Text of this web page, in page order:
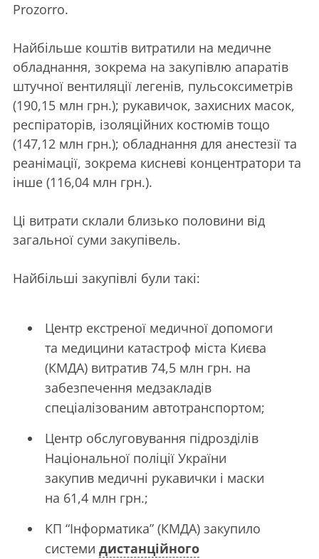
Prozorro.
Найбільше коштів витратили на медичне
обладнання, зокрема на закупівлю апаратів
штучної вентиляції легенів, пульсоксиметрів
(190,15 млн грн.); рукавичок, захисних масок,
респіраторів, ізоляційних костюмів тощо
(147,12 млн грн.); обладнання для анестезії та
реанімації, зокрема кисневі концентратори та
інше (116,04 млн грн.).
Ці витрати склали близько половини від
загальної суми закупівель.
Найбільші закупівлі були такі:
Центр екстреної медичної допомоги
та медицини катастроф міста Києва
(КМДА) витратив 74,5 млн грн. на
забезпечення медзакладів
спеціалізованим автотранспортом;
Центр обслуговування підрозділів
Національної поліції України
закупив медичні рукавички і маски
на 61,4 млн грн.;
КП “Інформатика” (КМДА) закупило
системи дистанційного